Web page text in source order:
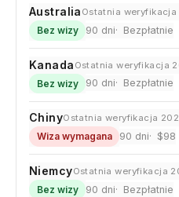
Australia Ostatnia
Bez wizy 90 dni Bezpłatnie
Kanada Ostatnia weryfikacja
Bez wizy 90 dni Bezpłatnie
ChinyOstatnia weryfikacja
Wiza wymagana 90 dni $98
NiemcyOstatnia weryfikacja
Bez wizy 90 dni Bezpłatnie